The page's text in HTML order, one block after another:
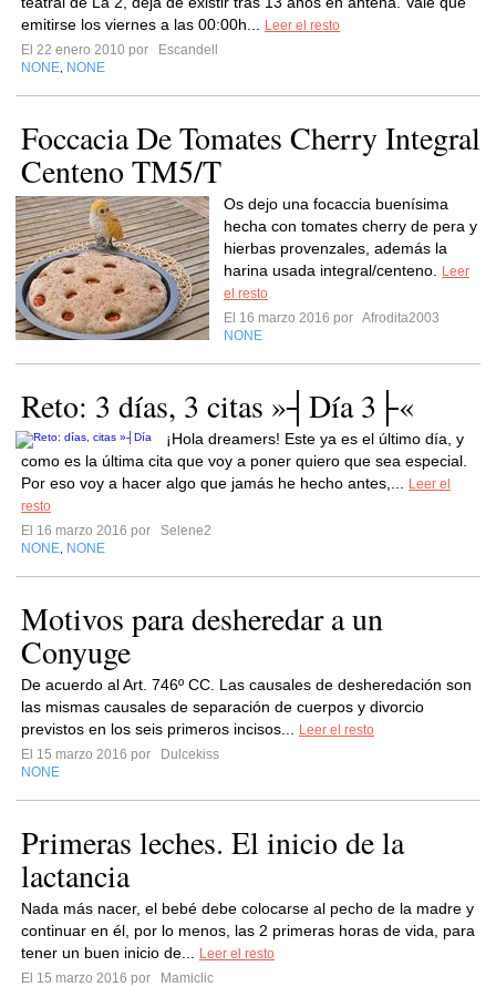
emitirse los viernes a las 00:00h...
Leer el resto
El 22 enero 2010 por
Escandell
NONE NONE
Foccacia De Tomates Cherry Integral
Centeno TM5/T
Os dejo una focaccia buenísima
hecha con tomates cherry de pera y
hierbas provenzales, además la
harina usada integral/centeno.
Leer
el resto
El 16 marzo 2016 por Afrodita2003
NONE
Reto: 3 días, 3 citas »┤Día 3├«
¡Hola dreamers! Este ya es el último día, y
como es la última cita que voy a poner quiero que sea especial.
Por eso voy a hacer algo que jamás he hecho antes,...
Leer el
resto
El 16 marzo 2016 por
Selene2
NONE NONE
Motivos para desheredar a un
Conyuge
De acuerdo al Art. 746º CC. Las causales de desheredación son
las mismas causales de separación de cuerpos y divorcio
previstos en los seis primeros incisos...
Leer el resto
El 15 marzo 2016 por
Dulcekiss
NONE
Primeras leches. El inicio de la
lactancia
Nada más nacer, el bebé debe colocarse al pecho de la madre y
continuar en él, por lo menos, las 2 primeras horas de vida, para
tener un buen inicio de...
Leer el resto
El 15 marzo 2016 por
Mamiclic